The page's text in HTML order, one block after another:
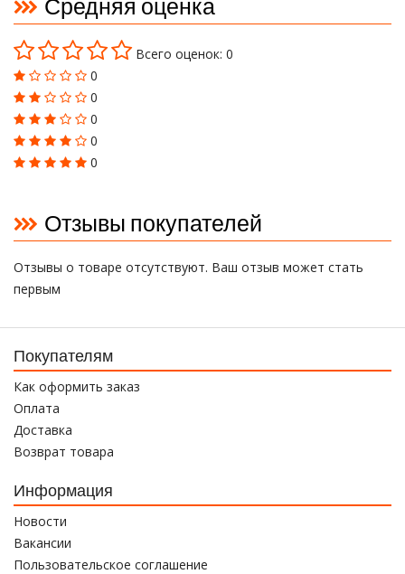
Средняя оценка
Всего оценок: 0
0
0
0
0
0
Отзывы покупателей
Отзывы о товаре отсутствуют. Ваш отзыв может стать
первым
Покупателям
Как оформить заказ
Оплата
Доставка
Возврат товара
Информация
Новости
Вакансии
Пользовательское соглашение